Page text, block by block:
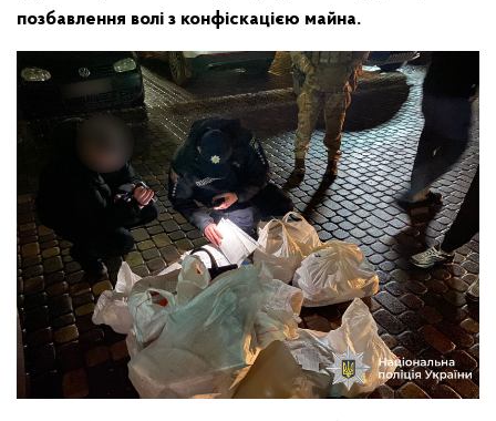
позбавлення волі з конфіскацією майна.